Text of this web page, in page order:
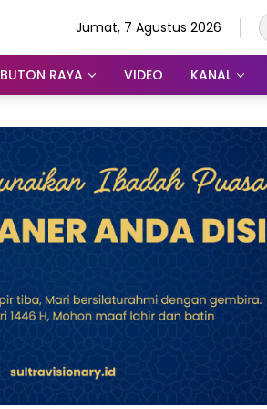
Jumat, 7 Agustus 2026
BUTON RAYA VIDEO KANAL